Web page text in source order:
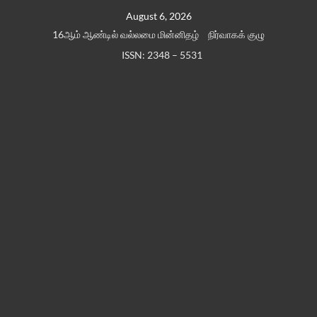
August 6, 2026
16ஆம் ஆண்டில் வல்லமை மின்னிதழ்
நிர்வாகக் குழு
ISSN: 2348 – 5531